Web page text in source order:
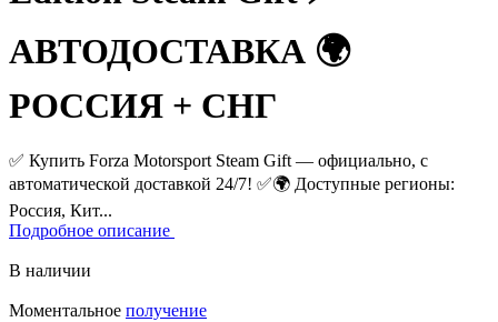
АВТОДОСТАВКА 🌍
РОССИЯ + СНГ
✅ Купить Forza Motorsport Steam Gift — официально, с
автоматической доставкой 24/7! ✅🌍 Доступные регионы:
Россия, Кит...
Подробное описание
В наличии
Моментальное получение